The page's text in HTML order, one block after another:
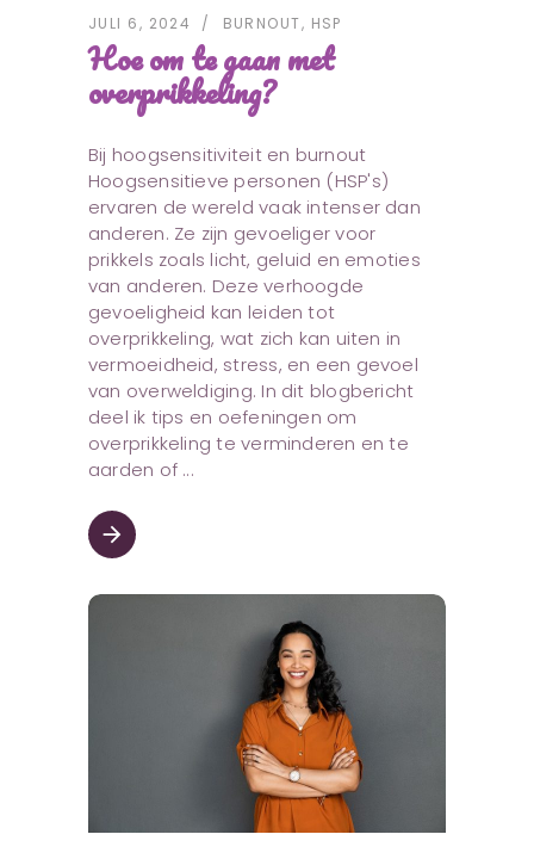
JULI 6, 2024 BURNOUT, HSP
Hoe om te gaan met
overprikkeling?
Bij hoogsensitiviteit en burnout
Hoogsensitieve personen (HSP's)
ervaren de wereld vaak intenser dan
anderen. Ze zijn gevoeliger voor
prikkels zoals licht, geluid en emoties
van anderen. Deze verhoogde
gevoeligheid kan leiden tot
overprikkeling, wat zich kan uiten in
vermoeidheid, stress, en een gevoel
van overweldiging. In dit blogbericht
deel ik tips en oefeningen om
overprikkeling te verminderen en te
aarden of
arrow_forward